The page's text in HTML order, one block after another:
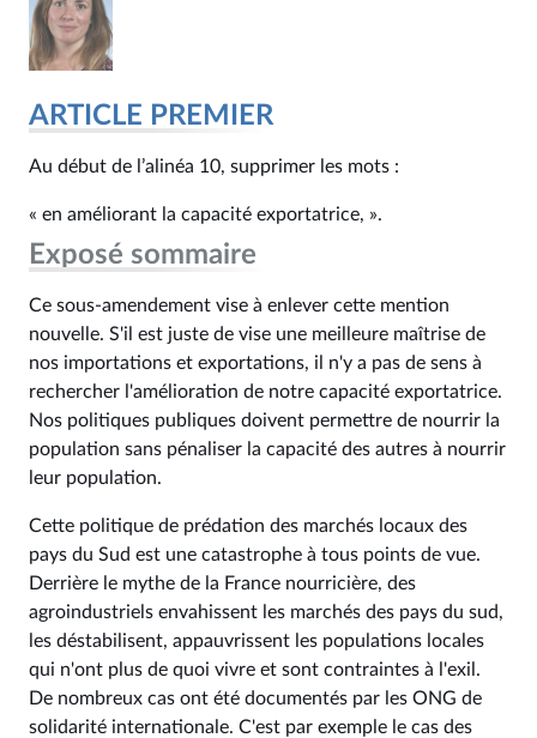
ARTICLE PREMIER
Au début de l’alinéa 10, supprimer les mots :
« en améliorant la capacité exportatrice, ».
Exposé sommaire
Ce sous-amendement vise à enlever cette mention
nouvelle. S'il est juste de vise une meilleure maîtrise de
nos importations et exportations, il n'y a pas de sens à
rechercher l'amélioration de notre capacité exportatrice.
Nos politiques publiques doivent permettre de nourrir la
population sans pénaliser la capacité des autres à nourrir
leur population.
Cette politique de prédation des marchés locaux des
pays du Sud est une catastrophe à tous points de vue.
Derrière le mythe de la France nourricière, des
agroindustriels envahissent les marchés des pays du sud,
les déstabilisent, appauvrissent les populations locales
qui n'ont plus de quoi vivre et sont contraintes à l'exil.
De nombreux cas ont été documentés par les ONG de
solidarité internationale. C'est par exemple le cas des